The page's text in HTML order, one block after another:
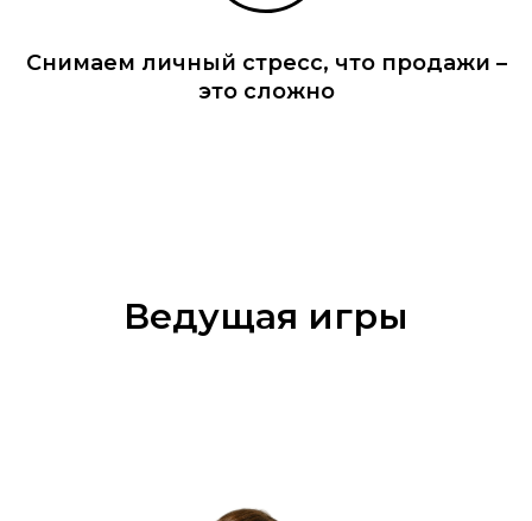
Снимаем личный стресс, что продажи –
это сложно
Ведущая игры